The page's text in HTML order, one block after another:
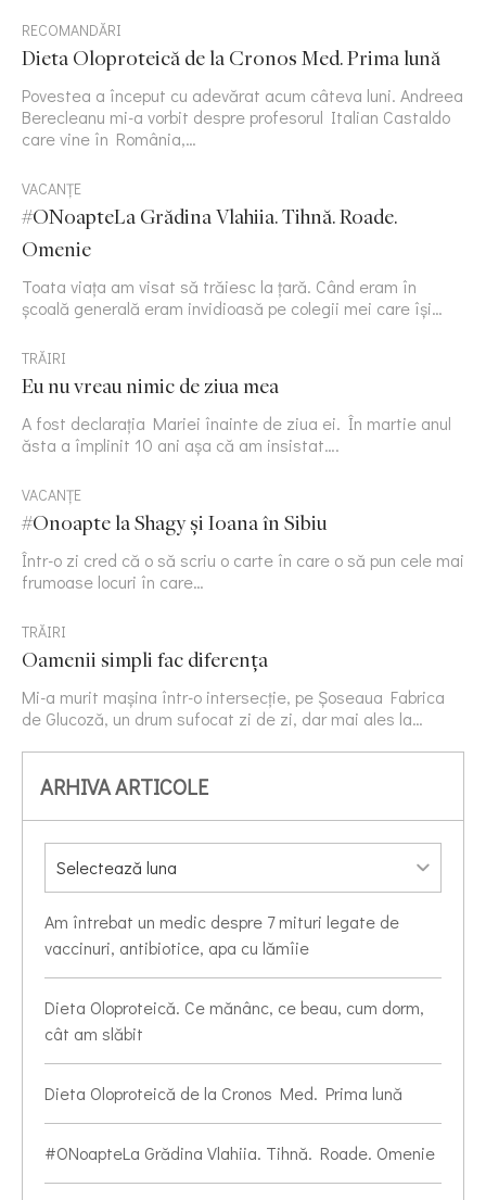
RECOMANDĂRI
Dieta Oloproteică de la Cronos Med. Prima lună
Povestea a început cu adevărat acum câteva luni. Andreea
Berecleanu mi-a vorbit despre profesorul Italian Castaldo
care vine în România,…
VACANȚE
#ONoapteLa Grădina Vlahiia. Tihnă. Roade.
Omenie
Toata viața am visat să trăiesc la țară. Când eram în
școală generală eram invidioasă pe colegii mei care își…
TRĂIRI
Eu nu vreau nimic de ziua mea
A fost declarația Mariei înainte de ziua ei. În martie anul
ăsta a împlinit 10 ani așa că am insistat….
VACANȚE
#Onoapte la Shagy și Ioana în Sibiu
Într-o zi cred că o să scriu o carte în care o să pun cele mai
frumoase locuri în care…
TRĂIRI
Oamenii simpli fac diferența
Mi-a murit mașina într-o intersecție, pe Șoseaua Fabrica
de Glucoză, un drum sufocat zi de zi, dar mai ales la…
ARHIVA ARTICOLE
Am întrebat un medic despre 7 mituri legate de
vaccinuri, antibiotice, apa cu lămîie
Dieta Oloproteică. Ce mănânc, ce beau, cum dorm,
cât am slăbit
Dieta Oloproteică de la Cronos Med. Prima lună
#ONoapteLa Grădina Vlahiia. Tihnă. Roade. Omenie